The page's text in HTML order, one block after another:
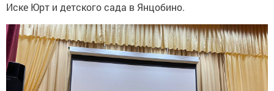
Иске Юрт и детского сада в Янцобино.